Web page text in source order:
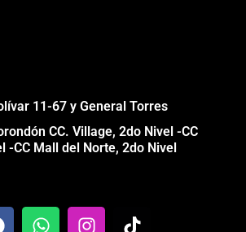
11-67 y General Torres
CC. Village, 2do Nivel -CC
-CC Mall del Norte, 2do Nivel
W
I
T